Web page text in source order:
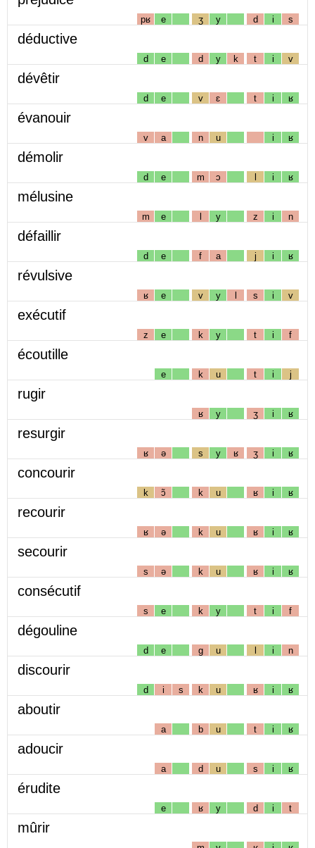
pʁ e ʒ y d i s
déductive
d e d y k t i v
dévêtir
d e v ɛ t i ʁ
évanouir
v a n u i ʁ
démolir
d e m ɔ l i ʁ
mélusine
m e l y z i n
défaillir
d e f a j i ʁ
révulsive
ʁ e v y l s i v
exécutif
z e k y t i f
écoutille
e k u t i j
rugir
ʁ y ʒ i ʁ
resurgir
ʁ ə s y ʁ ʒ i ʁ
concourir
k ɔ̃ k u ʁ i ʁ
recourir
ʁ ə k u ʁ i ʁ
secourir
s ə k u ʁ i ʁ
consécutif
s e k y t i f
dégouline
d e g u l i n
discourir
d i s k u ʁ i ʁ
aboutir
a b u t i ʁ
adoucir
a d u s i ʁ
érudite
e ʁ y d i t
mûrir